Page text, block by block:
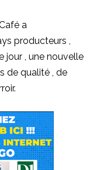
a
producteurs ,
jour , une nouvelle
de qualité , de